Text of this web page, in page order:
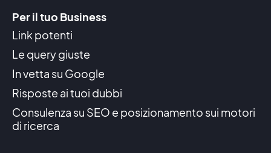
Per il tuo Business
Link potenti
Le query giuste
In vetta su Google
Risposte ai tuoi dubbi
Consulenza su SEO e posizionamento sui motori
di ricerca